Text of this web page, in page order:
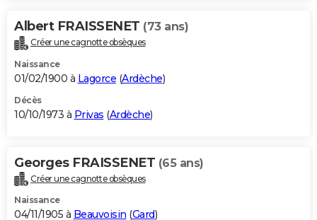
Albert FRAISSENET (73 ans)
Créer une cagnotte obsèques
Naissance
01/02/1900 à Lagorce (Ardèche)
Décès
10/10/1973 à Privas (Ardèche)
Georges FRAISSENET (65 ans)
Créer une cagnotte obsèques
Naissance
04/11/1905 à Beauvoisin (Gard)